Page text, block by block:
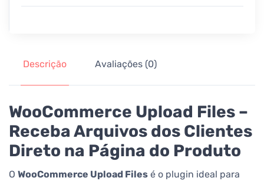
Descrição Avaliações (0)
WooCommerce Upload Files –
Receba Arquivos dos Clientes
Direto na Página do Produto
O WooCommerce Upload Files é o plugin ideal para